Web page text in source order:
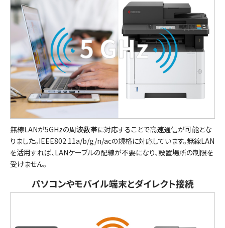
無線LANが5GHzの周波数帯に対応することで高速通信が可能とな
りました。IEEE802.11a/b/g/n/acの規格に対応しています。無線LAN
を活用すれば、LANケーブルの配線が不要になり、設置場所の制限を
受けません。
パソコンやモバイル端末とダイレクト接続